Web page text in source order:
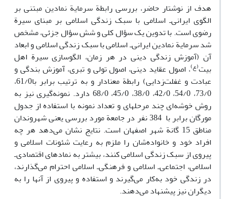
هدف از نوشتار حاضر، بررسی رابطة سرمایة نمادین مبتنی بر
الگوی ایرانی‌ـ اسلامی با سبک زندگی اسلامی بر مبنای سیرة
رضوی است. با تدوین یک سؤال کلی و شش سؤال جزئی، مشخص
شد سرمایة نمادین ایرانی‌ـ اسلامی با سبک زندگی اسلامی و ابعاد
آن (آموزش زندگی دینی در هر زمان، الگوسازی سیرة اهل
بیت(ع)، اصول عقاید دینی، اصول تولی و تبری، آموزش بندگی و
عبادت و غفلت‌زدایی) رابطة معنادار و به ترتیب برابر با61/0،
73/0، 54/0، 42/0، 38/0، 45/0، 68/0 دارد. نمونه‌گیری نیز به
روش خوشه‌ای چند مرحله­ای و تعداد نمونه با استفاده از جدول
مورگان برابر با 384 نفر در جامعة مورد بررسی یعنی شهروندان
مناطق 15 گانة شهر اصفهان است. نتایج نشان­ می‌دهد هر چه
افراد خود و خانواده‌شان را ملزم به رعایت شئونات اسلامی و
پیروی از سبک زندگی اسلامی کنند، بیشتر به نمادهای اقتصادی‌ـ
اسلامی، اجتماعی‌ـ اسلامی و فرهنگی‌ـ اسلامی احترام می‌گذارند،
در زندگی خود به‌کار می‌گیرند و استفاده و پیروی از آنها را به
دیگران نیز پیشنهاد می‌دهند.